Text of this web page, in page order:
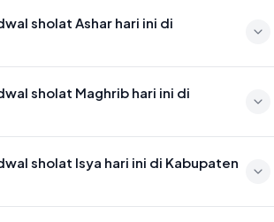
sholat Ashar hari ini di
sholat Maghrib hari ini di
sholat Isya hari ini di Kabupaten